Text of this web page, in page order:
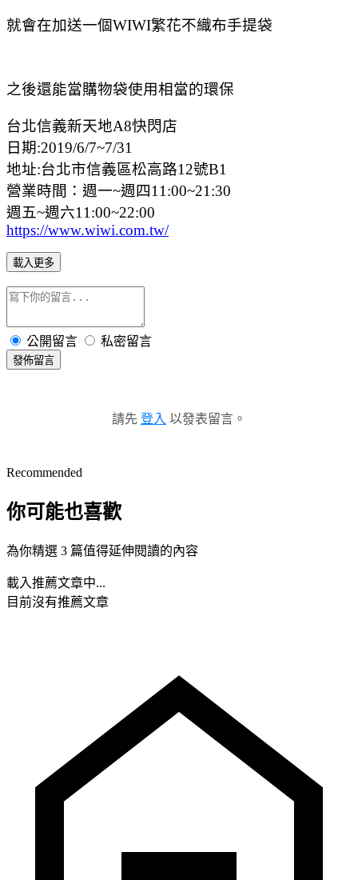
就會在加送一個WIWI繁花不織布手提袋
之後還能當購物袋使用相當的環保
台北信義新天地A8快閃店
日期:2019/6/7~7/31
地址:台北市信義區松高路12號B1
營業時間：週一~週四11:00~21:30
週五~週六11:00~22:00
https://www.wiwi.com.tw/
載入更多
公開留言 私密留言
發佈留言
請先 登入 以發表留言。
Recommended
你可能也喜歡
為你精選 3 篇值得延伸閱讀的內容
載入推薦文章中...
目前沒有推薦文章